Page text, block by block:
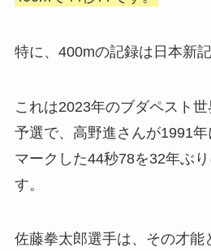
特に、400mの記録は日本新
これは2023年のブダペスト
予選で、高野進さんが1991
マークした44秒78を32年ぶ
す。
佐藤拳太郎選手は、その才能